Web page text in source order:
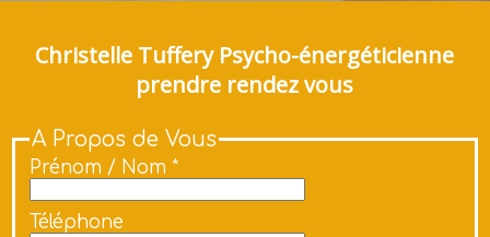
Christelle Tuffery Psycho-énergéticienne
prendre rendez vous
A Propos de Vous
Prénom / Nom *
Téléphone